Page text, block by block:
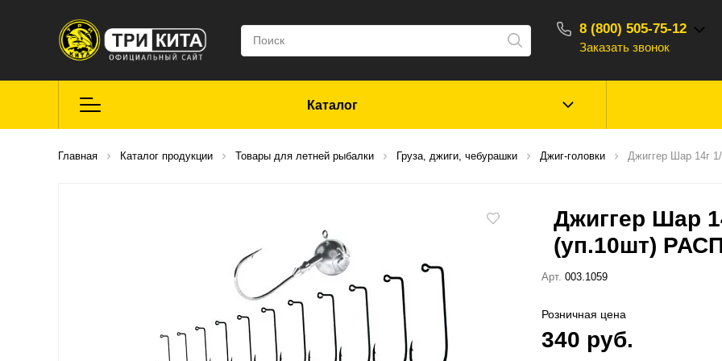
8 (800) 505-75-12
Заказать звонок
Каталог
ароматизаторы
Сторонние
Мягкие приманки
Главная Каталог продукции Товары для летней рыбалки Груза, джиги, чебурашки Джиг-головки Джиггер Шар 14г
Джиггер Шар
(уп.10шт)
Арт. 003.1059
Розничная цена
340 руб.